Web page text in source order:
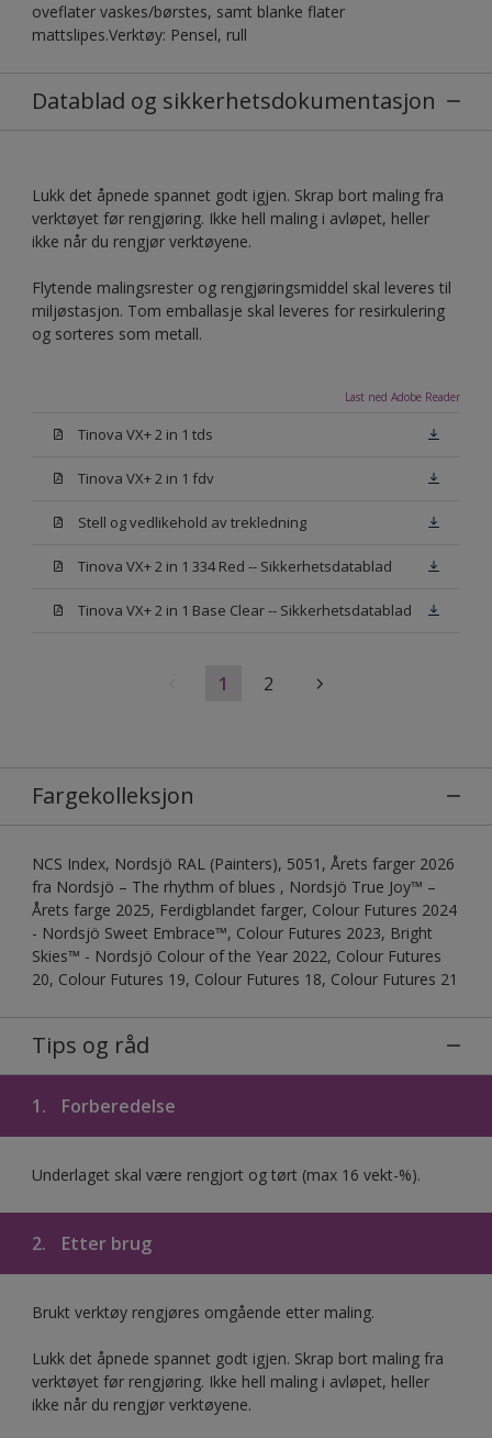
oveflater vaskes/børstes, samt blanke flater
mattslipes.Verktøy: Pensel, rull
Datablad og sikkerhetsdokumentasjon
Lukk det åpnede spannet godt igjen. Skrap bort maling fra
verktøyet før rengjøring. Ikke hell maling i avløpet, heller
ikke når du rengjør verktøyene.
Flytende malingsrester og rengjøringsmiddel skal leveres til
miljøstasjon. Tom emballasje skal leveres for resirkulering
og sorteres som metall.
Last ned Adobe Reader
Tinova VX+ 2 in 1 tds
Tinova VX+ 2 in 1 fdv
Stell og vedlikehold av trekledning
Tinova VX+ 2 in 1 334 Red -- Sikkerhetsdatablad
Tinova VX+ 2 in 1 Base Clear -- Sikkerhetsdatablad
1 2
Fargekolleksjon
NCS Index, Nordsjö RAL (Painters), 5051, Årets farger 2026
fra Nordsjö – The rhythm of blues , Nordsjö True Joy™ –
Årets farge 2025, Ferdigblandet farger, Colour Futures 2024
- Nordsjö Sweet Embrace™, Colour Futures 2023, Bright
Skies™ - Nordsjö Colour of the Year 2022, Colour Futures
20, Colour Futures 19, Colour Futures 18, Colour Futures 21
Tips og råd
1. Forberedelse
Underlaget skal være rengjort og tørt (max 16 vekt-%).
2. Etter brug
Brukt verktøy rengjøres omgående etter maling.
Lukk det åpnede spannet godt igjen. Skrap bort maling fra
verktøyet før rengjøring. Ikke hell maling i avløpet, heller
ikke når du rengjør verktøyene.